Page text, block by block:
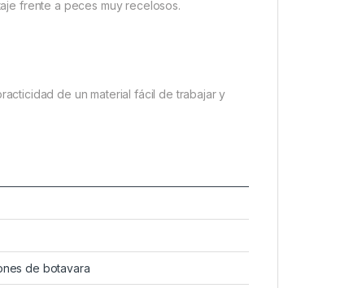
frente a peces muy recelosos.
de un material fácil de trabajar y
de botavara